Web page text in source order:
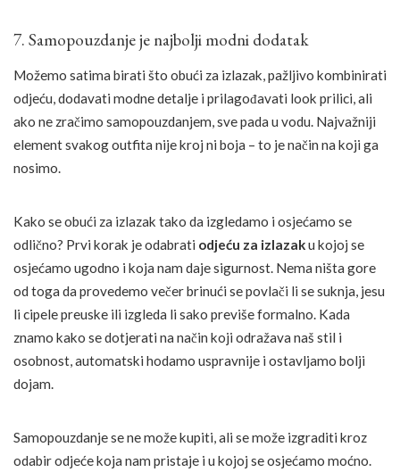
7. Samopouzdanje je najbolji modni dodatak
Možemo satima birati što obući za izlazak, pažljivo kombinirati
odjeću, dodavati modne detalje i prilagođavati look prilici, ali
ako ne zračimo samopouzdanjem, sve pada u vodu. Najvažniji
element svakog outfita nije kroj ni boja – to je način na koji ga
nosimo.
Kako se obući za izlazak tako da izgledamo i osjećamo se
odlično? Prvi korak je odabrati odjeću za izlazaku kojoj se
osjećamo ugodno i koja nam daje sigurnost. Nema ništa gore
od toga da provedemo večer brinući se povlači li se suknja, jesu
li cipele preuske ili izgleda li sako previše formalno. Kada
znamo kako se dotjerati na način koji odražava naš stil i
osobnost, automatski hodamo uspravnije i ostavljamo bolji
dojam.
Samopouzdanje se ne može kupiti, ali se može izgraditi kroz
odabir odjeće koja nam pristaje i u kojoj se osjećamo moćno.